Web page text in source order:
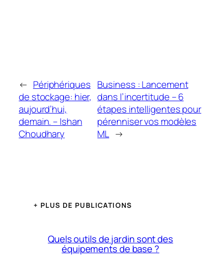
← Périphériques
de stockage: hier,
aujourd’hui,
demain. – Ishan
Choudhary
Business : Lancement
dans l’incertitude – 6
étapes intelligentes pour
pérenniser vos modèles
ML →
+ PLUS DE PUBLICATIONS
Quels outils de jardin sont des
équipements de base ?